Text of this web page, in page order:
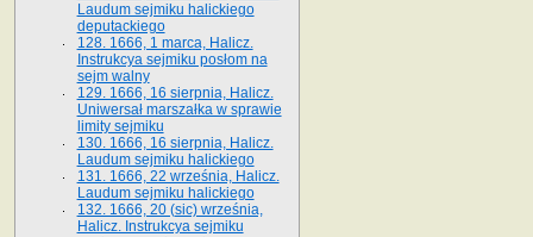
Laudum sejmiku halickiego
deputackiego
128. 1666, 1 marca, Halicz.
Instrukcya sejmiku posłom na
sejm walny
129. 1666, 16 sierpnia, Halicz.
Uniwersał marszałka w sprawie
limity sejmiku
130. 1666, 16 sierpnia, Halicz.
Laudum sejmiku halickiego
131. 1666, 22 września, Halicz.
Laudum sejmiku halickiego
132. 1666, 20 (sic) września,
Halicz. Instrukcya sejmiku